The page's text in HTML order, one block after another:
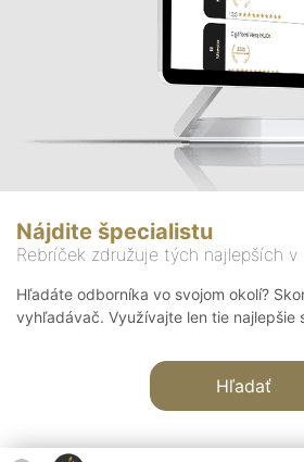
Nájdite špecialistu
Rebríček združuje tých najlepších v
Hľadáte odborníka vo svojom okolí?
vyhľadávač. Využívajte len tie najlepšie
Hľadať